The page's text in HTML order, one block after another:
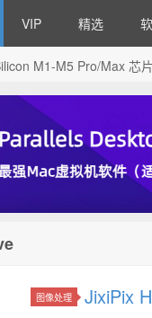
VIP 精选
M1-M5 Pro/Max 芯
图像处理 JixiPix